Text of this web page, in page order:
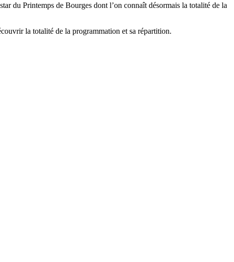
du Printemps de Bourges dont l’on connaît désormais la totalité de la
la totalité de la programmation et sa répartition.